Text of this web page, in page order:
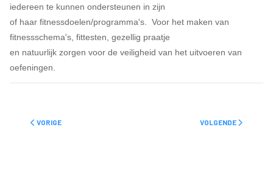
iedereen te kunnen ondersteunen in zijn
of haar fitnessdoelen/programma's. Voor het maken van
fitnessschema's, fittesten, gezellig praatje
en natuurlijk zorgen voor de veiligheid van het uitvoeren van
oefeningen.
VORIG ARTIKEL: RACKETSPORT
VORIGE VOLGENDE ARTIKEL:
VOLGENDE